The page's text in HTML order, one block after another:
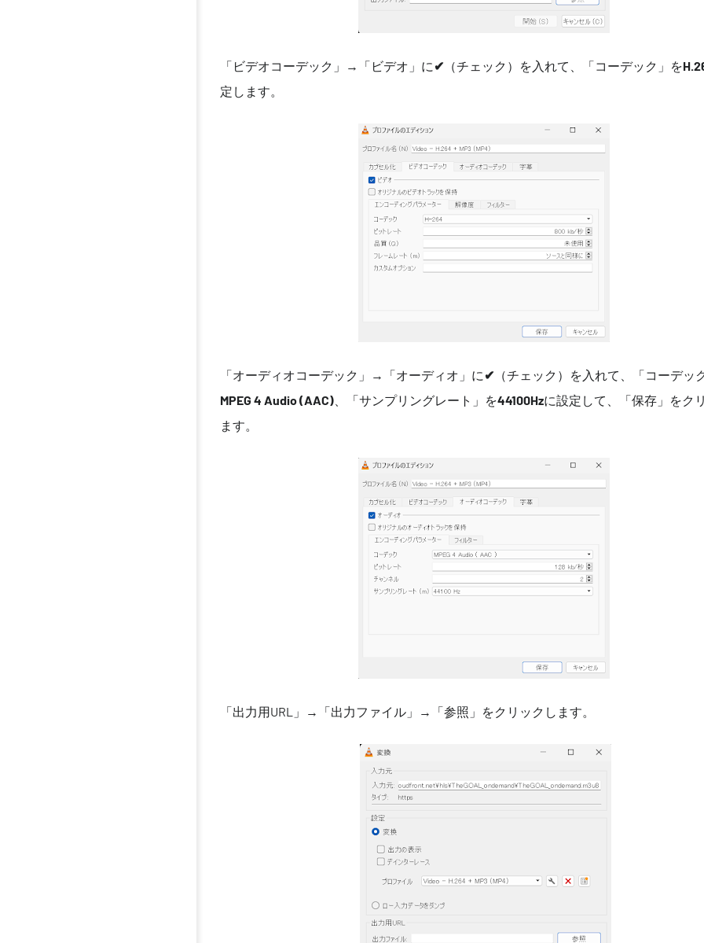
「ビデオコーデック」→「ビデオ」に ✔ （チェック）を入れて、「コーデック」を
定します。
「オーディオコーデック」→「オーディオ」に ✔ （チェック）を入れて、「コーデッ
MPEG 4 Audio (AAC) 、「サンプリングレート」を44100Hzに設定して、「保存」をク
ます。
「出力用URL」→「出力ファイル」→「参照」をクリックします。